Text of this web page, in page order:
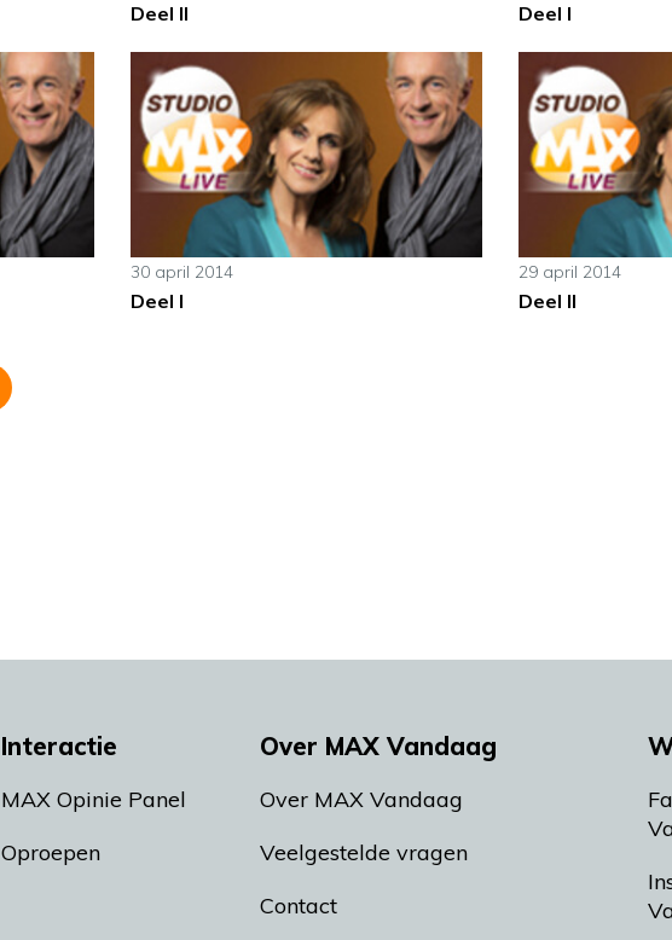
Deel II Deel I
30 april 2014
Deel I
29 april 2014
Deel II
Interactie
MAX Opinie Panel
Oproepen
Over MAX Vandaag
Over MAX Vandaag
Veelgestelde vragen
Contact